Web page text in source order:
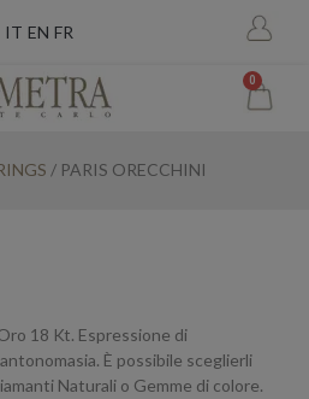
IT EN FR
0
/ PARIS ORECCHINI
18 Kt. Espressione di
È possibile sceglierli
Naturali o Gemme di colore.